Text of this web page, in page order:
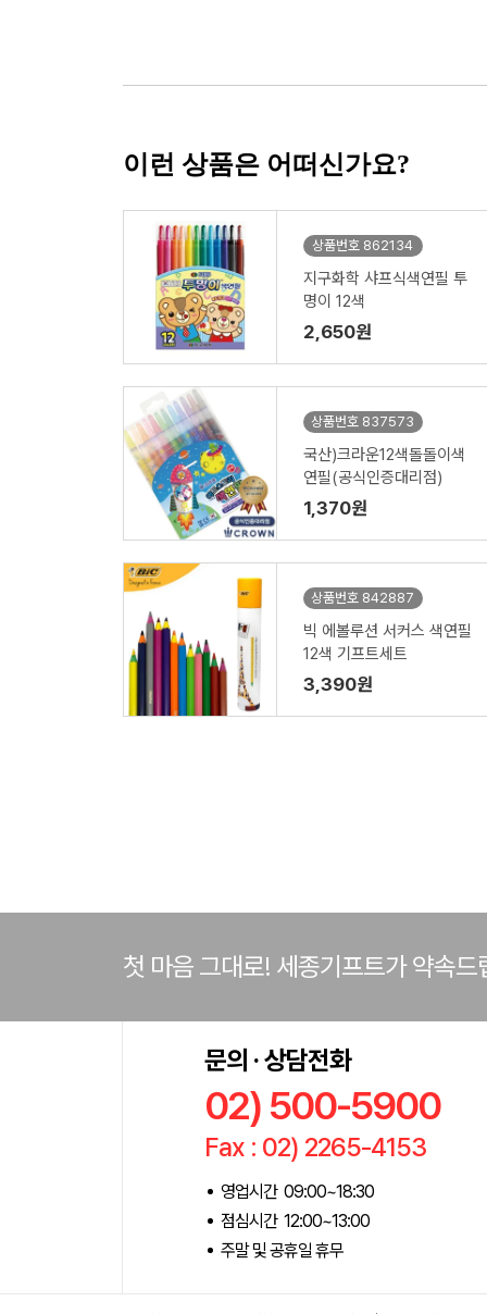
이런 상품은 어떠신가요?
상품번호 862134
지구화학 샤프식색연필 투
명이 12색
2,650원
상품번호 837573
국산)크라운12색돌돌이색
연필(공식인증대리점)
1,370원
상품번호 842887
빅 에볼루션 서커스 색연필
12색 기프트세트
3,390원
첫 마음 그대로! 세종기프트가 약속드
문의 · 상담전화
02) 500-5900
Fax : 02) 2265-4153
영업시간 09:00~18:30
점심시간 12:00~13:00
주말 및 공휴일 휴무